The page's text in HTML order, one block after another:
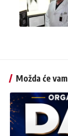
Možda će